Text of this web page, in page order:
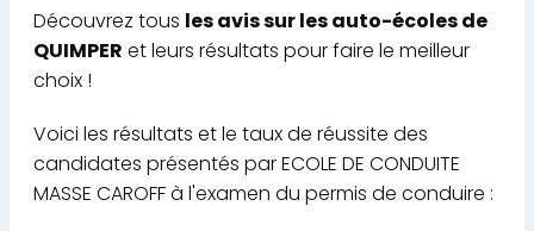
Découvrez tous les avis sur les auto-écoles de
QUIMPER et leurs résultats pour faire le meilleur
choix !
Voici les résultats et le taux de réussite des
candidates présentés par ECOLE DE CONDUITE
MASSE CAROFF à l'examen du permis de conduire :